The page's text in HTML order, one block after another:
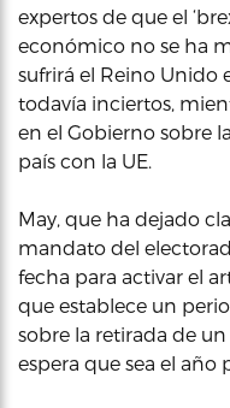
expertos de que el
económico no se ha
sufrirá el Reino Unido
todavía inciertos,
en el Gobierno sobre
país con la UE.
May, que ha dejado
mandato del
fecha para activar el
que establece un
sobre la retirada de
espera que sea el año